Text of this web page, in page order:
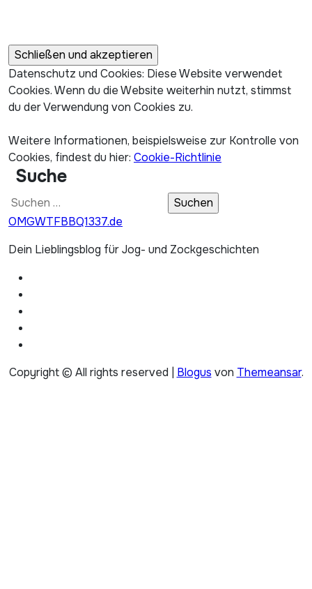
Datenschutz und Cookies: Diese Website verwendet
Cookies. Wenn du die Website weiterhin nutzt, stimmst
du der Verwendung von Cookies zu.
Weitere Informationen, beispielsweise zur Kontrolle von
Cookies, findest du hier: Cookie-Richtlinie
Suche
Suchen
nach:
OMGWTFBBQ1337.de
Dein Lieblingsblog für Jog- und Zockgeschichten
Copyright © All rights reserved Blogus von Themeansar.